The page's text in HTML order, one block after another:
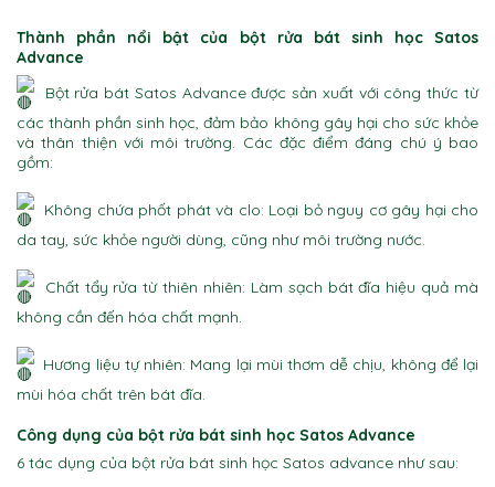
Thành phần nổi bật của bột rửa bát sinh học Satos
Advance
Bột rửa bát Satos Advance được sản xuất với công thức từ
các thành phần sinh học, đảm bảo không gây hại cho sức khỏe
và thân thiện với môi trường. Các đặc điểm đáng chú ý bao
gồm:
Không chứa phốt phát và clo: Loại bỏ nguy cơ gây hại cho
da tay, sức khỏe người dùng, cũng như môi trường nước.
Chất tẩy rửa từ thiên nhiên: Làm sạch bát đĩa hiệu quả mà
không cần đến hóa chất mạnh.
Hương liệu tự nhiên: Mang lại mùi thơm dễ chịu, không để lại
mùi hóa chất trên bát đĩa.
Công dụng của bột rửa bát sinh học Satos Advance
6 tác dụng của bột rửa bát sinh học Satos advance như sau: